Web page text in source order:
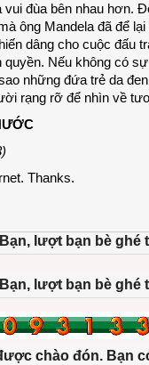
vui đùa bên nhau hơn.
ông Mandela đã để
dâng cho cuộc đấu
quyền. Nếu không có
những đứa trẻ da
rạng rỡ để nhìn về
Thanks.
lượt bạn bè ghé
lượt bạn bè ghé
chào đón. Bạn